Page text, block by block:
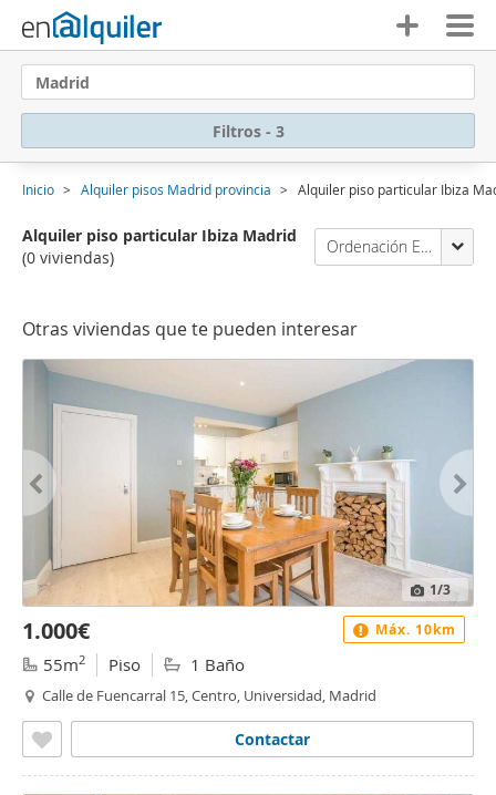
Madrid
Filtros - 3
Inicio Alquiler pisos Madrid provincia Alquiler piso particular Ibiza
Alquiler piso particular Ibiza Madrid
(0 viviendas)
Ordenación Enalquiler
Otras viviendas que te pueden interesar
1/3
1.000€
55m2 Piso 1 Baño
Calle de Fuencarral 15, Centro, Universidad, Madrid
Contactar
Máx. 10km